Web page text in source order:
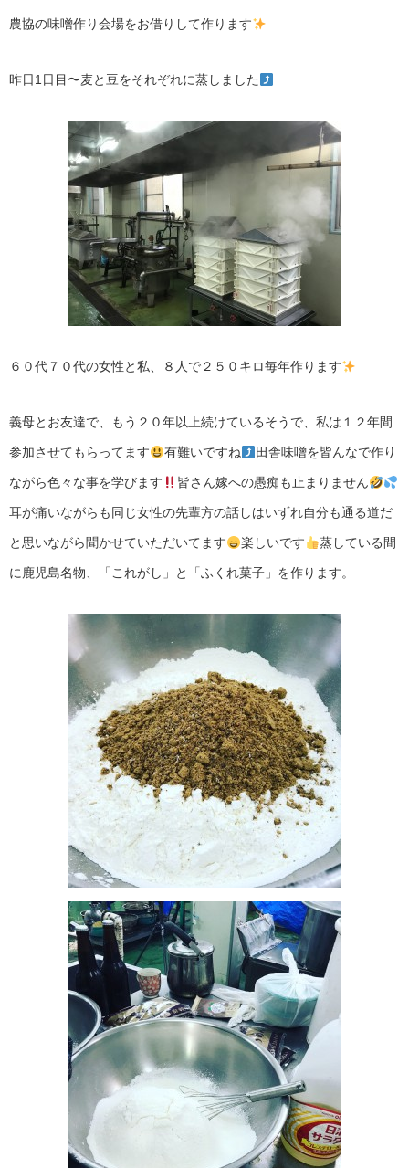
農協の味噌作り会場をお借りして作ります
昨日1日目〜麦と豆をそれぞれに蒸しました
６０代７０代の女性と私、８人で２５０キロ毎年作ります
義母とお友達で、もう２０年以上続けているそうで、私は１２年間
参加させてもらってます 有難いですね 田舎味噌を皆んなで作り
ながら色々な事を学びます 皆さん嫁への愚痴も止まりません
耳が痛いながらも同じ女性の先輩方の話しはいずれ自分も通る道だ
と思いながら聞かせていただいてます 楽しいです 蒸している間
に鹿児島名物、「これがし」と「ふくれ菓子」を作ります。